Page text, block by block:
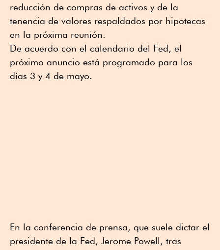
reducción de compras de activos y de la
tenencia de valores respaldados por hipotecas
en la próxima reunión.
De acuerdo con el calendario del Fed, el
próximo anuncio está programado para los
días 3 y 4 de mayo.
En la conferencia de prensa, que suele dictar el
presidente de la Fed, Jerome Powell, tras